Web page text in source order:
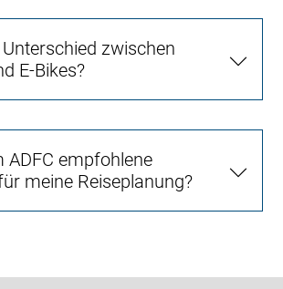
zwischen
E-Bikes?
ADFC empfohlene
meine Reiseplanung?